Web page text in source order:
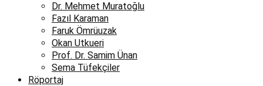
Dr. Mehmet Muratoğlu
Fazıl Karaman
Faruk Ömrüuzak
Okan Utkueri
Prof. Dr. Samim Ünan
Sema Tüfekçiler
Röportaj